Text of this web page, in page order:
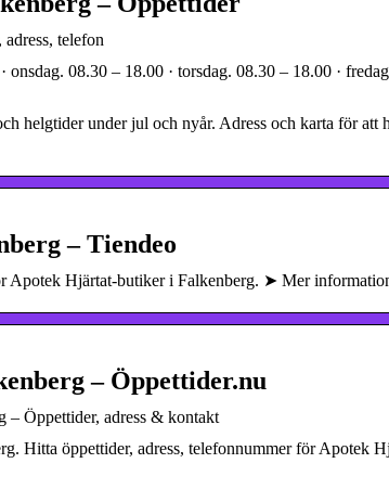
telefon
onsdag. 08.30 – 18.00 · torsdag. 08.30 – 18.00 ·
helgtider under jul och nyår. Adress och karta för att
– Tiendeo
Apotek Hjärtat-butiker i Falkenberg. ➤ Mer
– Öppettider.nu
Öppettider, adress & kontakt
Hitta öppettider, adress, telefonnummer för Apotek